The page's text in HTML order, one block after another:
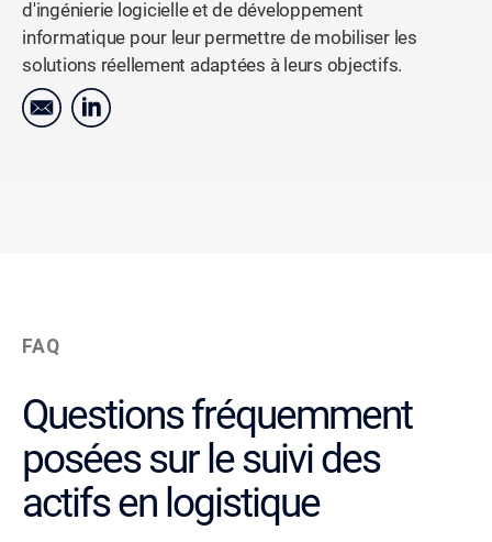
d'ingénierie logicielle et de développement
informatique pour leur permettre de mobiliser les
solutions réellement adaptées à leurs objectifs.
FAQ
Questions fréquemment
posées sur le suivi des
actifs en logistique